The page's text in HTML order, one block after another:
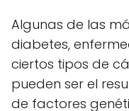
Algunas de las
diabetes,
ciertos tipos de
pueden ser el
de factores